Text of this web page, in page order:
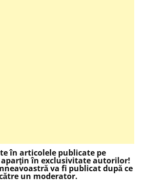
în articolele publicate pe
aparţin în exclusivitate autorilor!
va fi publicat după ce
un moderator.